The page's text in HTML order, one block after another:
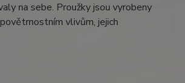
na sebe. Proužky jsou vyrobeny
vlivům, jejich